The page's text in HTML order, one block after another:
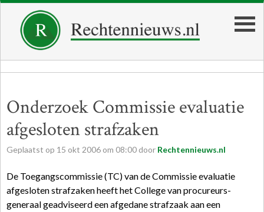
Onderzoek Commissie evaluatie
afgesloten strafzaken
Geplaatst op 15 okt 2006 om 08:00 door Rechtennieuws.nl
De Toegangscommissie (TC) van de Commissie evaluatie
afgesloten strafzaken heeft het College van procureurs-
generaal geadviseerd een afgedane strafzaak aan een